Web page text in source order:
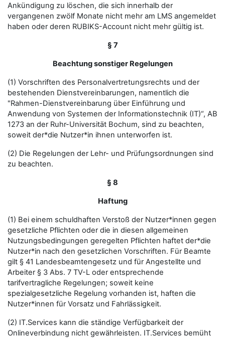
Ankündigung zu löschen, die sich innerhalb der
vergangenen zwölf Monate nicht mehr am LMS angemeldet
haben oder deren RUBIKS-Account nicht mehr gültig ist.
§ 7
Beachtung sonstiger Regelungen
(1) Vorschriften des Personalvertretungsrechts und der
bestehenden Dienstvereinbarungen, namentlich die
"Rahmen-Dienstvereinbarung über Einführung und
Anwendung von Systemen der Informationstechnik (IT)“, AB
1273 an der Ruhr-Universität Bochum, sind zu beachten,
soweit der*die Nutzer*in ihnen unterworfen ist.
(2) Die Regelungen der Lehr- und Prüfungsordnungen sind
zu beachten.
§ 8
Haftung
(1) Bei einem schuldhaften Verstoß der Nutzer*innen gegen
gesetzliche Pflichten oder die in diesen allgemeinen
Nutzungsbedingungen geregelten Pflichten haftet der*die
Nutzer*in nach den gesetzlichen Vorschriften. Für Beamte
gilt § 41 Landesbeamtengesetz und für Angestellte und
Arbeiter § 3 Abs. 7 TV-L oder entsprechende
tarifvertragliche Regelungen; soweit keine
spezialgesetzliche Regelung vorhanden ist, haften die
Nutzer*innen für Vorsatz und Fahrlässigkeit.
(2) IT.Services kann die ständige Verfügbarkeit der
Onlineverbindung nicht gewährleisten. IT.Services bemüht